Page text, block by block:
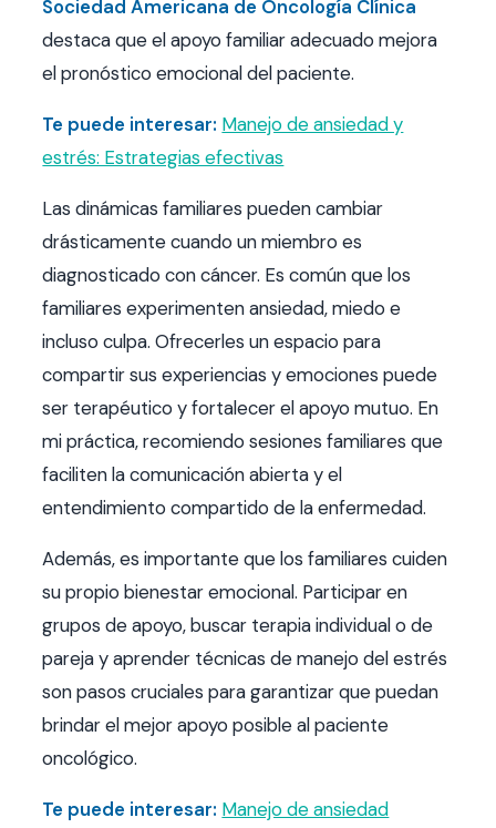
Sociedad Americana de Oncología Clínica
destaca que el apoyo familiar adecuado mejora
el pronóstico emocional del paciente.
Te puede interesar: Manejo de ansiedad y
estrés: Estrategias efectivas
Las dinámicas familiares pueden cambiar
drásticamente cuando un miembro es
diagnosticado con cáncer. Es común que los
familiares experimenten ansiedad, miedo e
incluso culpa. Ofrecerles un espacio para
compartir sus experiencias y emociones puede
ser terapéutico y fortalecer el apoyo mutuo. En
mi práctica, recomiendo sesiones familiares que
faciliten la comunicación abierta y el
entendimiento compartido de la enfermedad.
Además, es importante que los familiares cuiden
su propio bienestar emocional. Participar en
grupos de apoyo, buscar terapia individual o de
pareja y aprender técnicas de manejo del estrés
son pasos cruciales para garantizar que puedan
brindar el mejor apoyo posible al paciente
oncológico.
Te puede interesar: Manejo de ansiedad